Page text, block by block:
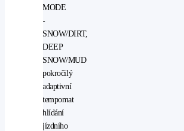
MODE
-
SNOW/DIRT,
DEEP
SNOW/MUD
pokročilý
adaptivní
tempomat
hlídání
jízdního